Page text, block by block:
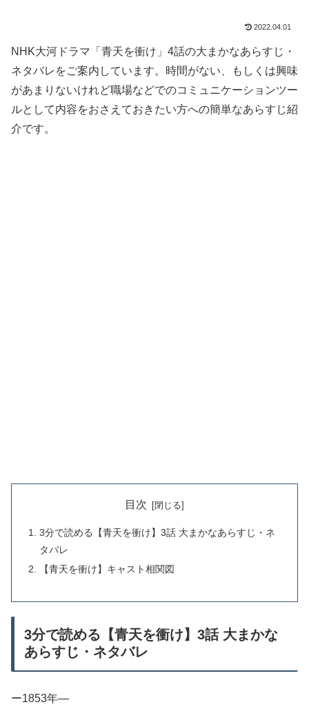
2022.04.01
NHK大河ドラマ「青天を衝け」4話の大まかなあらすじ・
ネタバレをご案内しています。時間がない、もしくは興味
があまりないけれど職場などでのコミュニケーションツー
ルとして内容をおさえておきたい方への簡単なあらすじ紹
介です。
目次
3分で読める【青天を衝け】3話 大まかなあらすじ・ネ
タバレ
【青天を衝け】キャスト相関図
3分で読める【青天を衝け】3話 大まかな
あらすじ・ネタバレ
ー1853年―